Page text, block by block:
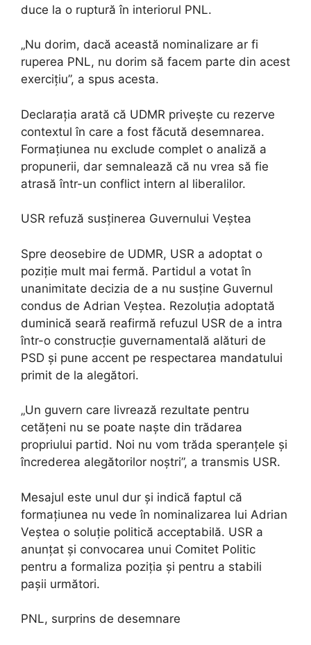
duce la o ruptură în interiorul PNL.
„Nu dorim, dacă această nominalizare ar fi
ruperea PNL, nu dorim să facem parte din acest
exercițiu”, a spus acesta.
Declarația arată că UDMR privește cu rezerve
contextul în care a fost făcută desemnarea.
Formațiunea nu exclude complet o analiză a
propunerii, dar semnalează că nu vrea să fie
atrasă într-un conflict intern al liberalilor.
USR refuză susținerea Guvernului Veștea
Spre deosebire de UDMR, USR a adoptat o
poziție mult mai fermă. Partidul a votat în
unanimitate decizia de a nu susține Guvernul
condus de Adrian Veștea. Rezoluția adoptată
duminică seară reafirmă refuzul USR de a intra
într-o construcție guvernamentală alături de
PSD și pune accent pe respectarea mandatului
primit de la alegători.
„Un guvern care livrează rezultate pentru
cetățeni nu se poate naște din trădarea
propriului partid. Noi nu vom trăda speranțele și
încrederea alegătorilor noștri”, a transmis USR.
Mesajul este unul dur și indică faptul că
formațiunea nu vede în nominalizarea lui Adrian
Veștea o soluție politică acceptabilă. USR a
anunțat și convocarea unui Comitet Politic
pentru a formaliza poziția și pentru a stabili
pașii următori.
PNL, surprins de desemnare